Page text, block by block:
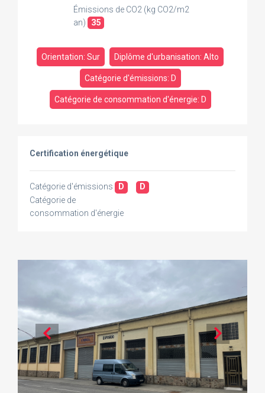
Émissions de CO2 (kg CO2/m2
an)
35
Orientation: Sur Diplôme d'urbanisation: Alto
Catégorie d'émissions: D
Catégorie de consommation d'énergie: D
Certification énergétique
Catégorie d'émissions D
Catégorie de
consommation d'énergie
D